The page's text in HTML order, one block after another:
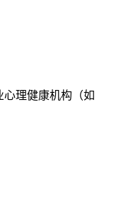
心理健康机构（如